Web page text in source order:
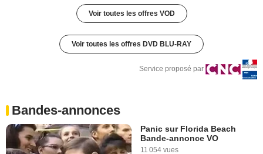
Voir toutes les offres VOD
Voir toutes les offres DVD BLU-RAY
Service proposé par
Bandes-annonces
Panic sur Florida Beach
Bande-annonce VO
11 054 vues